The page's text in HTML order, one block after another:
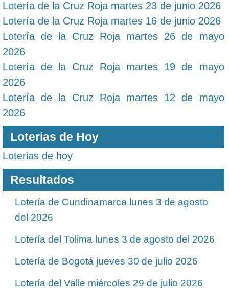
Lotería de la Cruz Roja martes 23 de junio 2026
Lotería de la Cruz Roja martes 16 de junio 2026
Lotería de la Cruz Roja martes 26 de mayo
2026
Lotería de la Cruz Roja martes 19 de mayo
2026
Lotería de la Cruz Roja martes 12 de mayo
2026
Loterias de Hoy
Loterias de hoy
Resultados
Lotería de Cundinamarca lunes 3 de agosto
del 2026
Lotería del Tolima lunes 3 de agosto del 2026
Lotería de Bogotá jueves 30 de julio 2026
Lotería del Valle miércoles 29 de julio 2026